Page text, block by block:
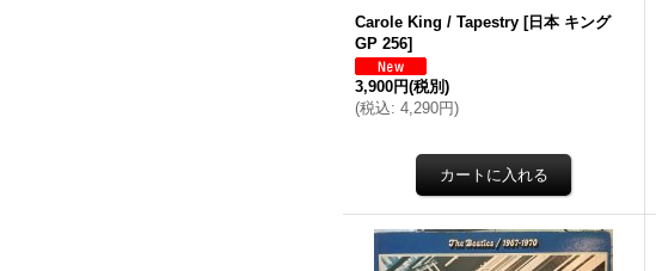
Carole King / Tapestry [日本 キング
GP 256]
3,900円(税別)
(税込: 4,290円)